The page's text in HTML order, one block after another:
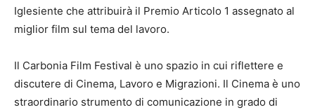
Iglesiente che attribuirà il Premio Articolo 1 assegnato al
miglior film sul tema del lavoro.
Il Carbonia Film Festival è uno spazio in cui riflettere e
discutere di Cinema, Lavoro e Migrazioni. Il Cinema è uno
straordinario strumento di comunicazione in grado di